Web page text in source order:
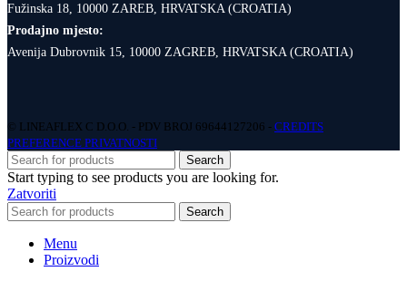
Fužinska 18, 10000 ZAREB, HRVATSKA (CROATIA)
Prodajno mjesto:
Avenija Dubrovnik 15, 10000 ZAGREB, HRVATSKA (CROATIA)
© LINEAFLEX C D.O.O. - PDV BROJ 69644127206 - CREDITS
PREFERENCE PRIVATNOSTI
Search
Start typing to see products you are looking for.
Zatvoriti
Search
Menu
Proizvodi